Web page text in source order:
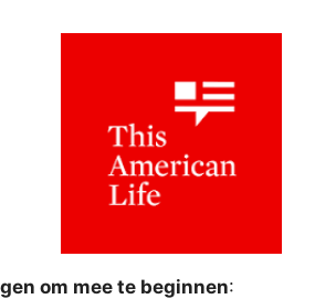
om mee te beginnen: